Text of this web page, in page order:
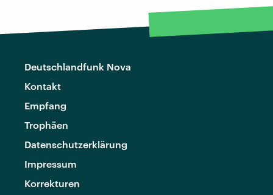
Deutschlandfunk Nova
Kontakt
Empfang
Trophäen
Datenschutzerklärung
Impressum
Korrekturen